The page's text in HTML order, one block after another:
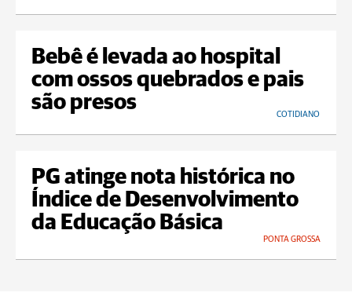
Bebê é levada ao hospital
com ossos quebrados e pais
são presos
COTIDIANO
PG atinge nota histórica no
Índice de Desenvolvimento
da Educação Básica
PONTA GROSSA